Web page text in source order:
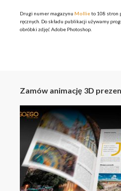
Drugi numer magazynu Mollieto 108 stron
ręcznych. Do składu publikacji używamy
obróbki zdjęć Adobe Photoshop.
Zamów animację 3D